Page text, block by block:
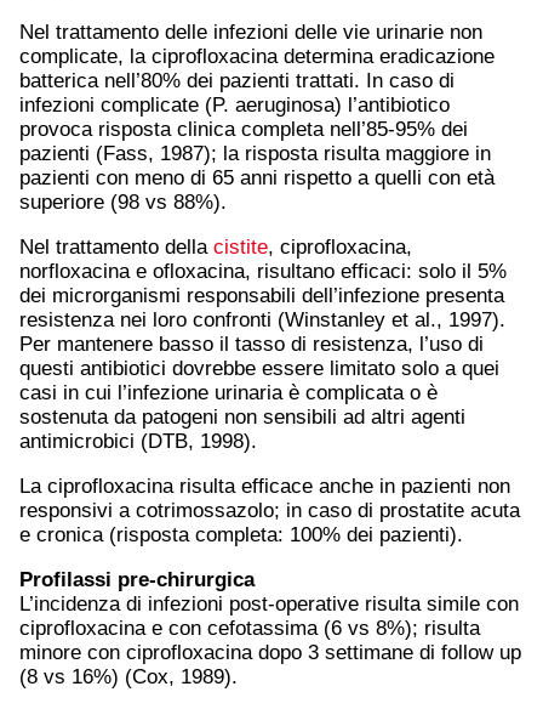
Nel trattamento delle infezioni delle vie urinarie non
complicate, la ciprofloxacina determina eradicazione
batterica nell’80% dei pazienti trattati. In caso di
infezioni complicate (P. aeruginosa) l’antibiotico
provoca risposta clinica completa nell’85-95% dei
pazienti (Fass, 1987); la risposta risulta maggiore in
pazienti con meno di 65 anni rispetto a quelli con età
superiore (98 vs 88%).
Nel trattamento della cistite, ciprofloxacina,
norfloxacina e ofloxacina, risultano efficaci: solo il 5%
dei microrganismi responsabili dell’infezione presenta
resistenza nei loro confronti (Winstanley et al., 1997).
Per mantenere basso il tasso di resistenza, l’uso di
questi antibiotici dovrebbe essere limitato solo a quei
casi in cui l’infezione urinaria è complicata o è
sostenuta da patogeni non sensibili ad altri agenti
antimicrobici (DTB, 1998).
La ciprofloxacina risulta efficace anche in pazienti non
responsivi a cotrimossazolo; in caso di prostatite acuta
e cronica (risposta completa: 100% dei pazienti).
Profilassi pre-chirurgica
L’incidenza di infezioni post-operative risulta simile con
ciprofloxacina e con cefotassima (6 vs 8%); risulta
minore con ciprofloxacina dopo 3 settimane di follow up
(8 vs 16%) (Cox, 1989).